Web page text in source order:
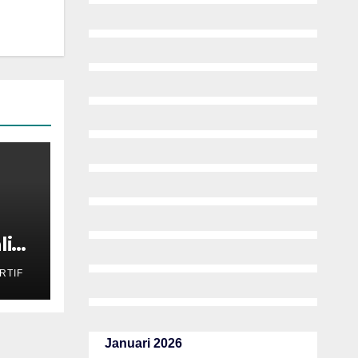
Januari 2026